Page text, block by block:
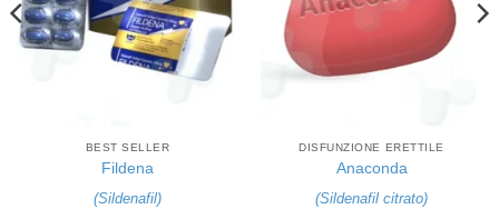
BEST SELLER
Fildena
(Sildenafil)
DISFUNZIONE ERETTILE
Anaconda
(Sildenafil citrato)